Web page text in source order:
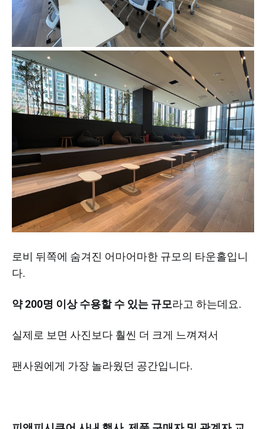
로비 뒤쪽에 숨겨진 어마어마한 규모의 타운홀입니
다.
약 200명 이상 수용할 수 있는 규모라고 하는데요.
실제로 보면 사진보다 훨씬 더 크게 느껴져서
팬사원에게 가장 놀라웠던 공간입니다.